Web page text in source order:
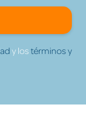
y lostérminos y